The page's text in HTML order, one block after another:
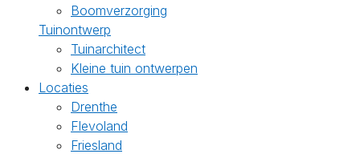
Boomverzorging
Tuinontwerp
Tuinarchitect
Kleine tuin ontwerpen
Locaties
Drenthe
Flevoland
Friesland